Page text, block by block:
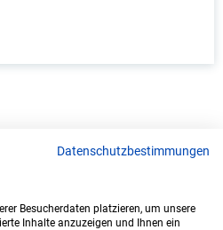
- Ausbildungsplätze
Datenschutzbestimmungen
Besucherdaten platzieren, um unsere
Inhalte anzuzeigen und Ihnen ein